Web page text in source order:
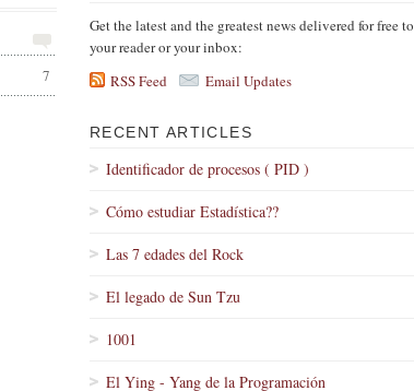
7
Get the latest and the greatest news delivered for free to
your reader or your inbox:
RSS Feed
Email Updates
RECENT ARTICLES
Identificador de procesos ( PID )
Cómo estudiar Estadística??
Las 7 edades del Rock
El legado de Sun Tzu
1001
El Ying - Yang de la Programación